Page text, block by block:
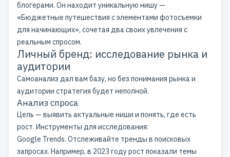
блогерами. Он находит уникальную нишу —
«Бюджетные путешествия с элементами фотосъемки
для начинающих», сочетая два своих увлечения с
реальным спросом.
Личный бренд: исследование рынка и
аудитории
Самоанализ дал вам базу, но без понимания рынка и
аудитории стратегия будет неполной.
Анализ спроса
Цель — выявить актуальные ниши и понять, где есть
рост. Инструменты для исследования:
Google Trends. Отслеживайте тренды в поисковых
запросах. Например, в 2023 году рост показали темы